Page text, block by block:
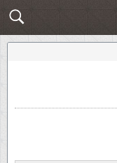
שלח תשובה